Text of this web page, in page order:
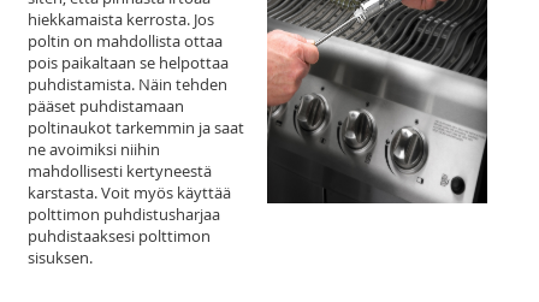
hiekkamaista kerrosta. Jos
poltin on mahdollista ottaa
pois paikaltaan se helpottaa
puhdistamista. Näin tehden
pääset puhdistamaan
poltinaukot tarkemmin ja saat
ne avoimiksi niihin
mahdollisesti kertyneestä
karstasta. Voit myös käyttää
polttimon puhdistusharjaa
puhdistaaksesi polttimon
sisuksen.